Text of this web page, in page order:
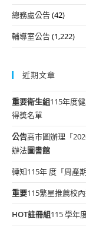
總務處公告(42)
輔導室公告(1,222)
近期文章
重要衛生組115年度
得獎名單
公告高市圖辦理「
辦法圖書館
轉知115年 度「周產
重要115繁星推薦校
HOT註冊組115 學年